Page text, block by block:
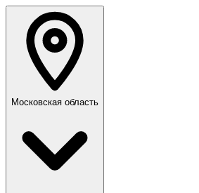
Московская область